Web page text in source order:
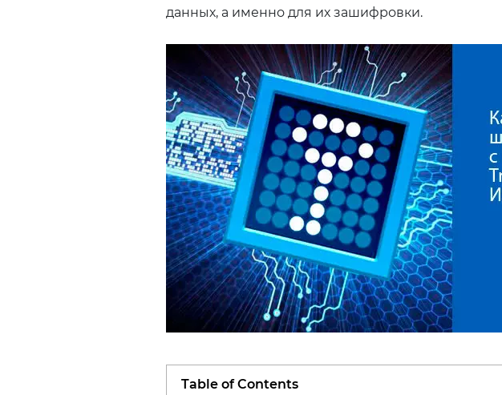
данных, а именно для их зашифровки.
Table of Contents